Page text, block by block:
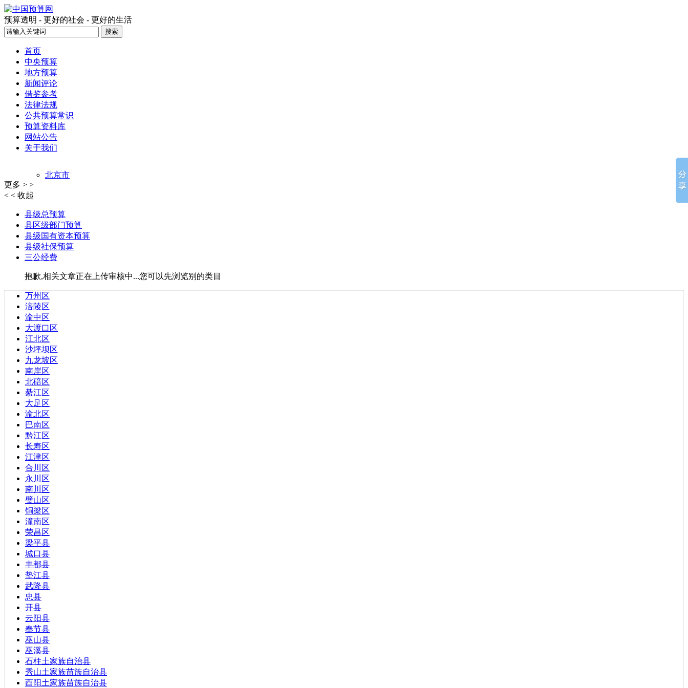
预算透明 - 更好的社会 - 更好的生活
首页
中央预算
地方预算
新闻评论
借鉴参考
法律法规
公共预算常识
预算资料库
网站公告
关于我们
北京市
江西省
吉林省
广东省
安徽省
福建省
甘肃省
贵州省
海南省
河北省
河南省
湖北省
湖南省
江苏省
辽宁省
青海省
山东省
山西省
陕西省
四川省
云南省
浙江省
黑龙江省
台湾省
广西壮族自治区
内蒙古自治区
西藏自治区
新疆维吾尔自治区
宁夏回族自治区
香港特别行政区
澳门特别行政区
更多 > >
< < 收起
县级总预算
县区级部门预算
县级国有资本预算
县级社保预算
三公经费
抱歉,相关文章正在上传审核中...您可以先浏览别的类目
万州区
涪陵区
渝中区
大渡口区
江北区
沙坪坝区
九龙坡区
南岸区
北碚区
綦江区
大足区
渝北区
巴南区
黔江区
长寿区
江津区
合川区
永川区
南川区
璧山区
铜梁区
潼南区
荣昌区
梁平县
城口县
丰都县
垫江县
武隆县
忠县
开县
云阳县
奉节县
巫山县
巫溪县
石柱土家族自治县
秀山土家族苗族自治县
酉阳土家族苗族自治县